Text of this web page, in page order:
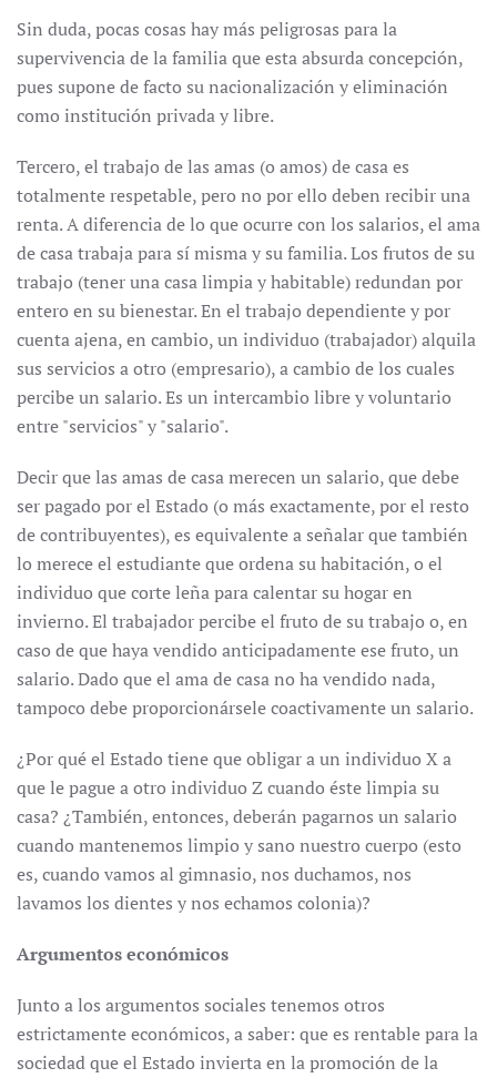
Sin duda, pocas cosas hay más peligrosas para la
supervivencia de la familia que esta absurda concepción,
pues supone de facto su nacionalización y eliminación
como institución privada y libre.
Tercero, el trabajo de las amas (o amos) de casa es
totalmente respetable, pero no por ello deben recibir una
renta. A diferencia de lo que ocurre con los salarios, el ama
de casa trabaja para sí misma y su familia. Los frutos de su
trabajo (tener una casa limpia y habitable) redundan por
entero en su bienestar. En el trabajo dependiente y por
cuenta ajena, en cambio, un individuo (trabajador) alquila
sus servicios a otro (empresario), a cambio de los cuales
percibe un salario. Es un intercambio libre y voluntario
entre "servicios" y "salario".
Decir que las amas de casa merecen un salario, que debe
ser pagado por el Estado (o más exactamente, por el resto
de contribuyentes), es equivalente a señalar que también
lo merece el estudiante que ordena su habitación, o el
individuo que corte leña para calentar su hogar en
invierno. El trabajador percibe el fruto de su trabajo o, en
caso de que haya vendido anticipadamente ese fruto, un
salario. Dado que el ama de casa no ha vendido nada,
tampoco debe proporcionársele coactivamente un salario.
¿Por qué el Estado tiene que obligar a un individuo X a
que le pague a otro individuo Z cuando éste limpia su
casa? ¿También, entonces, deberán pagarnos un salario
cuando mantenemos limpio y sano nuestro cuerpo (esto
es, cuando vamos al gimnasio, nos duchamos, nos
lavamos los dientes y nos echamos colonia)?
Argumentos económicos
Junto a los argumentos sociales tenemos otros
estrictamente económicos, a saber: que es rentable para la
sociedad que el Estado invierta en la promoción de la